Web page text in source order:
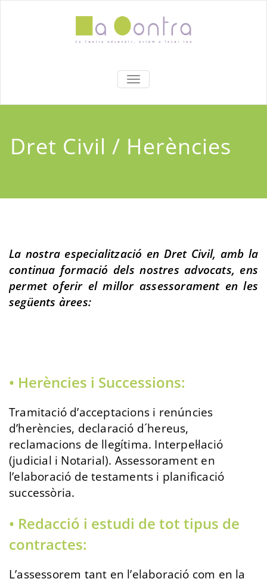
Advocats
Bufete de abogados en Mataró
TOGGLE NAVIGATION
Dret Civil / Herències
La nostra especialització en Dret Civil, amb la
continua formació dels nostres advocats, ens
permet oferir el millor assessorament en les
següents àrees:
• Herències i Successions:
Tramitació d’acceptacions i renúncies
d’herències, declaració d´hereus,
reclamacions de llegítima. Interpel·lació
(judicial i Notarial). Assessorament en
l’elaboració de testaments i planificació
successòria.
• Redacció i estudi de tot tipus de
contractes:
L’assessorem tant en l’elaboració com en la